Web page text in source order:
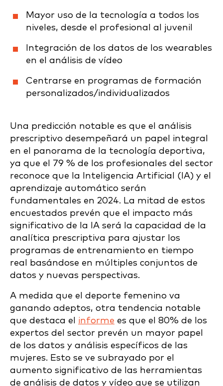
Mayor uso de la tecnología a todos los
niveles, desde el profesional al juvenil
Integración de los datos de los wearables
en el análisis de vídeo
Centrarse en programas de formación
personalizados/individualizados
Una predicción notable es que el análisis
prescriptivo desempeñará un papel integral
en el panorama de la tecnología deportiva,
ya que el 79 % de los profesionales del sector
reconoce que la Inteligencia Artificial (IA) y el
aprendizaje automático serán
fundamentales en 2024. La mitad de estos
encuestados prevén que el impacto más
significativo de la IA será la capacidad de la
analítica prescriptiva para ajustar los
programas de entrenamiento en tiempo
real basándose en múltiples conjuntos de
datos y nuevas perspectivas.
A medida que el deporte femenino va
ganando adeptos, otra tendencia notable
que destaca el informe es que el 80% de los
expertos del sector prevén un mayor papel
de los datos y análisis específicos de las
mujeres. Esto se ve subrayado por el
aumento significativo de las herramientas
de análisis de datos y vídeo que se utilizan